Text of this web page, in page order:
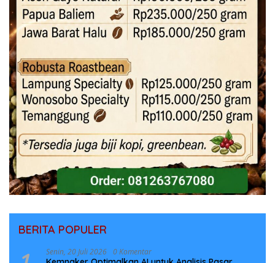
BERITA POPULER
Senin, 20 Juli 2026 0 Komentar